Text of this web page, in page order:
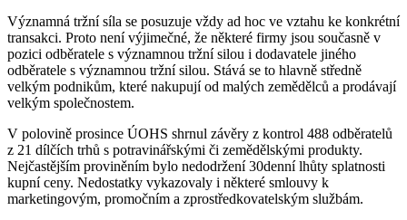
Významná tržní síla se posuzuje vždy ad hoc ve vztahu ke konkrétní
transakci. Proto není výjimečné, že některé firmy jsou současně v
pozici odběratele s významnou tržní silou i dodavatele jiného
odběratele s významnou tržní silou. Stává se to hlavně středně
velkým podnikům, které nakupují od malých zemědělců a prodávají
velkým společnostem.
V polovině prosince ÚOHS shrnul závěry z kontrol 488 odběratelů
z 21 dílčích trhů s potravinářskými či zemědělskými produkty.
Nejčastějším proviněním bylo nedodržení 30denní lhůty splatnosti
kupní ceny. Nedostatky vykazovaly i některé smlouvy k
marketingovým, promočním a zprostředkovatelským službám.